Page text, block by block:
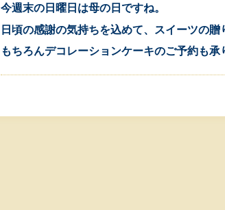
今週末の日曜日は母の日ですね。
日頃の感謝の気持ちを込めて、スイーツの贈
もちろんデコレーションケーキのご予約も承